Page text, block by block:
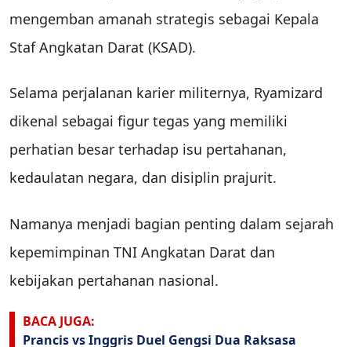
mengemban amanah strategis sebagai Kepala
Staf Angkatan Darat (KSAD).
Selama perjalanan karier militernya, Ryamizard
dikenal sebagai figur tegas yang memiliki
perhatian besar terhadap isu pertahanan,
kedaulatan negara, dan disiplin prajurit.
Namanya menjadi bagian penting dalam sejarah
kepemimpinan TNI Angkatan Darat dan
kebijakan pertahanan nasional.
BACA JUGA:
Prancis vs Inggris Duel Gengsi Dua Raksasa